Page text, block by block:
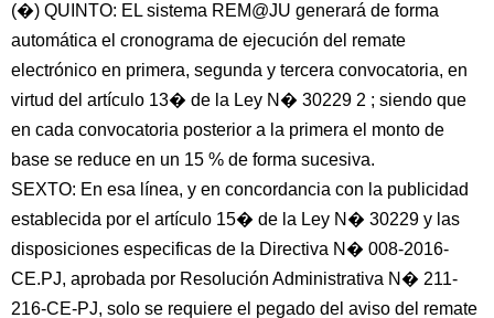
(�) QUINTO: EL sistema REM@JU generará de forma
automática el cronograma de ejecución del remate
electrónico en primera, segunda y tercera convocatoria, en
virtud del artículo 13� de la Ley N� 30229 2 ; siendo que
en cada convocatoria posterior a la primera el monto de
base se reduce en un 15 % de forma sucesiva.
SEXTO: En esa línea, y en concordancia con la publicidad
establecida por el artículo 15� de la Ley N� 30229 y las
disposiciones especificas de la Directiva N� 008-2016-
CE.PJ, aprobada por Resolución Administrativa N� 211-
216-CE-PJ, solo se requiere el pegado del aviso del remate